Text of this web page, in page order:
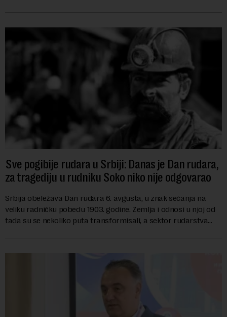
Sve pogibije rudara u Srbiji: Danas je Dan rudara,
za tragediju u rudniku Soko niko nije odgovarao
Srbija obeležava Dan rudara 6. avgusta, u znak sećanja na
veliku radničku pobedu 1903. godine. Zemlja i odnosi u njoj od
tada su se nekoliko puta transformisali, a sektor rudarstva